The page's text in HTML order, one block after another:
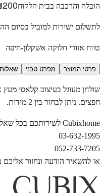
הובלה והרכבה בבית הלקוח
לתשלום ישירות למוביל בסיום
טווח אזורי חלוקה אשקלון-חיפה
פרטי המוצר מפרט טכני
שולחן מעוגל בעיצוב קלאסי
חפצים. ניתן לבחור בין 2 מידות.
Cubixhome לשירותכם בכל שאלה. ניתן ליצור קשר טלפוני:
03-632-1995
052-733-7205
או להשאיר הודעה ונחזור